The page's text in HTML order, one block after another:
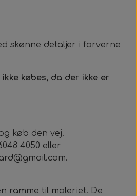
skønne detaljer i farverne
købes, da der ikke er
køb den vej.
4050 eller
ramme til maleriet. De